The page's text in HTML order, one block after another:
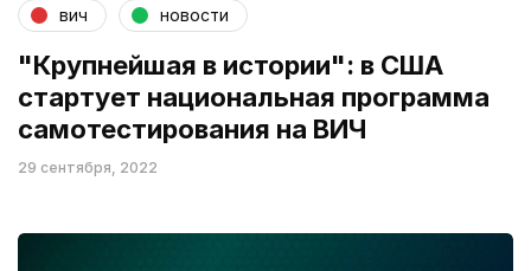
вич новости
"Крупнейшая в истории": в США
стартует национальная программа
самотестирования на ВИЧ
29 сентября, 2022